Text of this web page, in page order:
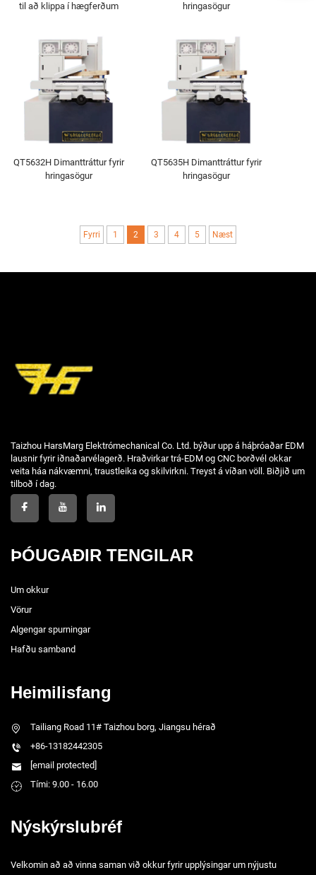
til að klippa í hægferðum
hringasögur
QT5632H Dimanttráttur fyrir
hringasögur
QT5635H Dimanttráttur fyrir
hringasögur
Fyrri 1 2 3 4 5 Næst
Taizhou HarsMarg Elektrómechanical Co. Ltd. býður upp á háþróaðar EDM
lausnir fyrir iðnaðarvélagerð. Hraðvirkar trá-EDM og CNC borðvél okkar
veita háa nákvæmni, traustleika og skilvirkni. Treyst á víðan völl. Biðjið um
tilboð í dag.
ÞÓUGAÐIR TENGILAR
Um okkur
Vörur
Algengar spurningar
Hafðu samband
Heimilisfang
Tailiang Road 11# Taizhou borg, Jiangsu hérað
+86-13182442305
[email protected]
Tími: 9.00 - 16.00
Nýskýrslubréf
Velkomin að að vinna saman við okkur fyrir upplýsingar um nýjustu